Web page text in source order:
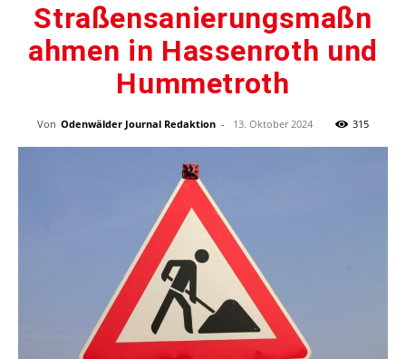
Straßensanierungsmaßn
ahmen in Hassenroth und
Hummetroth
Von Odenwälder Journal Redaktion - 13. Oktober 2024 315